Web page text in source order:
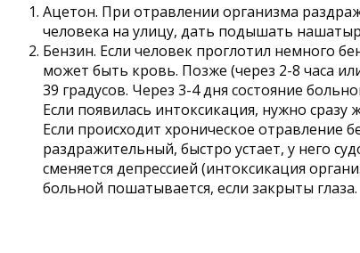
Ацетон. При отравлении организма
человека на улицу, дать подышать
Бензин. Если человек проглотил немного
может быть кровь. Позже (через 2-8 часа
39 градусов. Через 3-4 дня состояние
Если появилась интоксикация, нужно сразу
Если происходит хроническое отравление
раздражительный, быстро устает, у него
сменяется депрессией (интоксикация
больной пошатывается, если закрыты глаза.